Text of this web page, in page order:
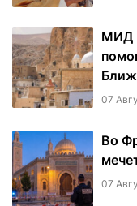
МИД
07
Во
07